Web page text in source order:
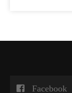
Facebook